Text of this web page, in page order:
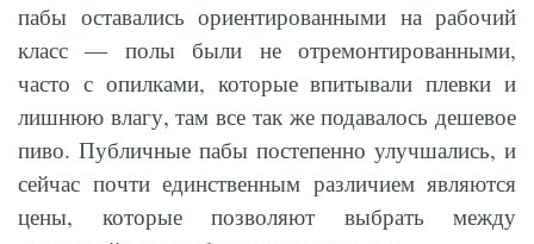
пабы оставались ориентированными на рабочий
класс — полы были не отремонтированными,
часто с опилками, которые впитывали плевки и
лишнюю влагу, там все так же подавалось дешевое
пиво. Публичные пабы постепенно улучшались, и
сейчас почти единственным различием являются
цены, которые позволяют выбрать между